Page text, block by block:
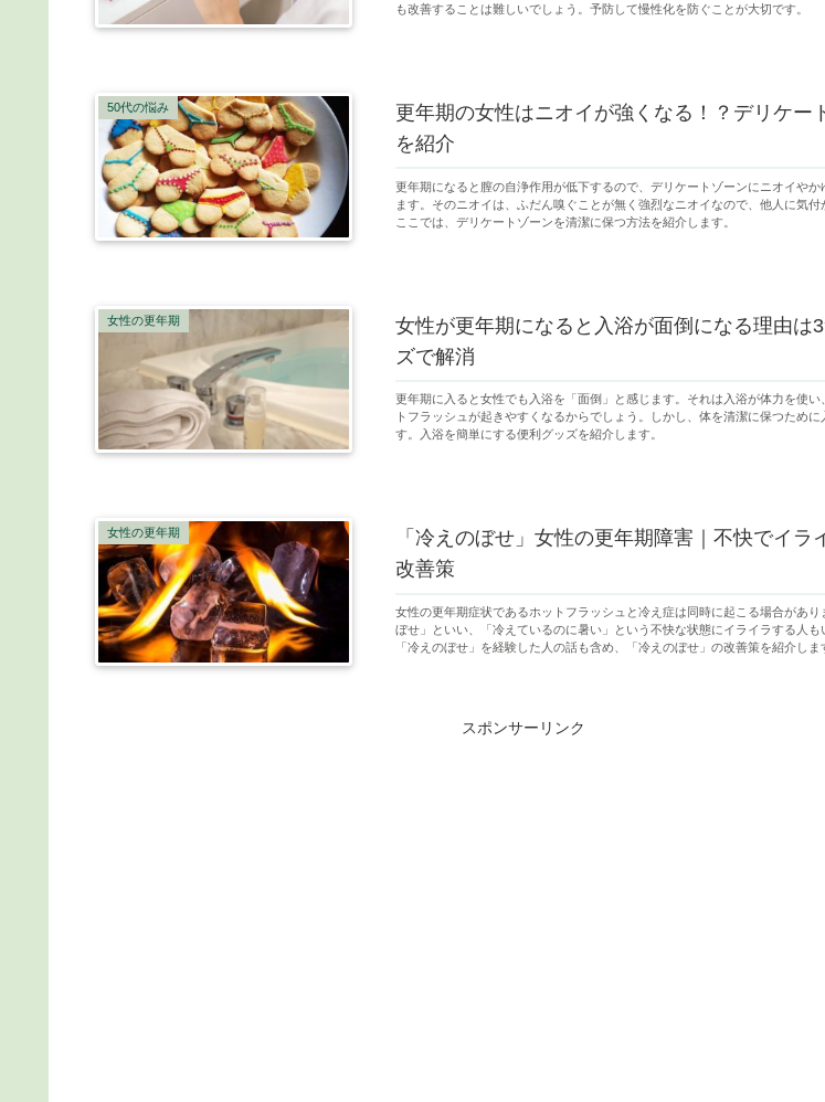
も改善することは難しいでしょう。予防して慢性化を防ぐことが大切です。
50代の悩み
更年期の女性はニオイが強くなる！？デリケー
を紹介
更年期になると膣の自浄作用が低下するので、デリケートゾーンにニオイやか
ます。そのニオイは、ふだん嗅ぐことが無く強烈なニオイなので、他人に気付
ここでは、デリケートゾーンを清潔に保つ方法を紹介します。
女性の更年期
女性が更年期になると入浴が面倒になる理由は
ズで解消
更年期に入ると女性でも入浴を「面倒」と感じます。それは入浴が体力を使い
トフラッシュが起きやすくなるからでしょう。しかし、体を清潔に保つため
す。入浴を簡単にする便利グッズを紹介します。
女性の更年期
「冷えのぼせ」女性の更年期障害｜不快でイラ
改善策
女性の更年期症状であるホットフラッシュと冷え症は同時に起こる場合があり
ぼせ」といい、「冷えているのに暑い」という不快な状態にイライラする人も
「冷えのぼせ」を経験した人の話も含め、「冷えのぼせ」の改善策を紹介しま
スポンサーリンク